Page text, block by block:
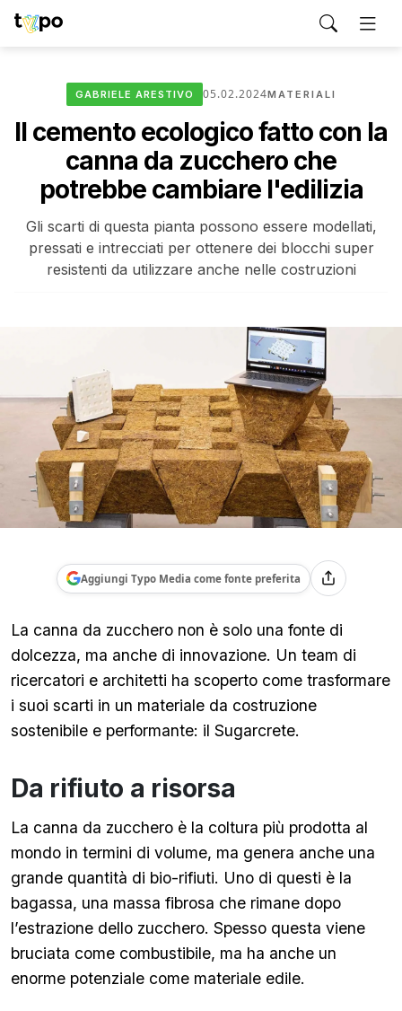
GABRIELE ARESTIVO 05.02.2024MATERIALI
Il cemento ecologico fatto con la
canna da zucchero che
potrebbe cambiare l'edilizia
Gli scarti di questa pianta possono essere modellati,
pressati e intrecciati per ottenere dei blocchi super
resistenti da utilizzare anche nelle costruzioni
Aggiungi Typo Media come fonte preferita
La canna da zucchero non è solo una fonte di
dolcezza, ma anche di innovazione. Un team di
ricercatori e architetti ha scoperto come trasformare
i suoi scarti in un materiale da costruzione
sostenibile e performante: il Sugarcrete.
Da rifiuto a risorsa
La canna da zucchero è la coltura più prodotta al
mondo in termini di volume, ma genera anche una
grande quantità di bio-rifiuti. Uno di questi è la
bagassa, una massa fibrosa che rimane dopo
l’estrazione dello zucchero. Spesso questa viene
bruciata come combustibile, ma ha anche un
enorme potenziale come materiale edile.